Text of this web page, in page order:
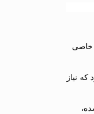
خاصی
نیاز